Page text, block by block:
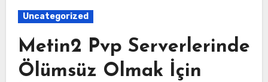
Uncategorized
Metin2 Pvp Serverlerinde
Ölümsüz Olmak İçin